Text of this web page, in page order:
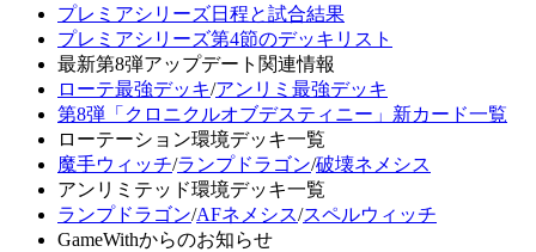
プレミアシリーズ日程と試合結果
プレミアシリーズ第4節のデッキリスト
最新第8弾アップデート関連情報
ローテ最強デッキ/アンリミ最強デッキ
第8弾「クロニクルオブデスティニー」新カード一覧
ローテーション環境デッキ一覧
魔手ウィッチ/ランプドラゴン/破壊ネメシス
アンリミテッド環境デッキ一覧
ランプドラゴン/AFネメシス/スペルウィッチ
GameWithからのお知らせ